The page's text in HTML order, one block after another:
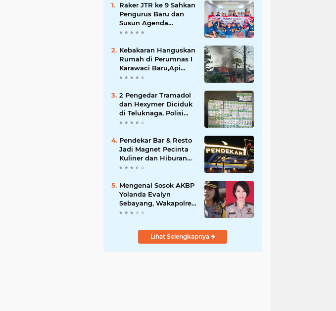
Raker JTR ke 9 Sahkan
Pengurus Baru dan
Susun Agenda
Strategis 2026
Kebakaran Hanguskan
Rumah di Perumnas I
Karawaci Baru,Api
Diduga dari Ledakan
2 Pengedar Tramadol
dan Hexymer Diciduk
di Teluknaga, Polisi
Amankan Ratusan Pil
Pendekar Bar & Resto
Jadi Magnet Pecinta
Kuliner dan Hiburan
Malam di Tangerang
Mengenal Sosok AKBP
Yolanda Evalyn
Sebayang, Wakapolres
Metro Tangerang yang
Lihat Selengkapnya